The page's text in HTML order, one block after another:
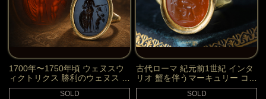
1700年〜1750年頃 ウェヌスウ
ィクトリクス 勝利のウェヌス ニ
コロ インタリオ リング 指輪
SOLD
古代ローマ 紀元前1世紀 インタ
リオ 蟹を伴うマーキュリー コー
ネリアン リング 指輪
SOLD